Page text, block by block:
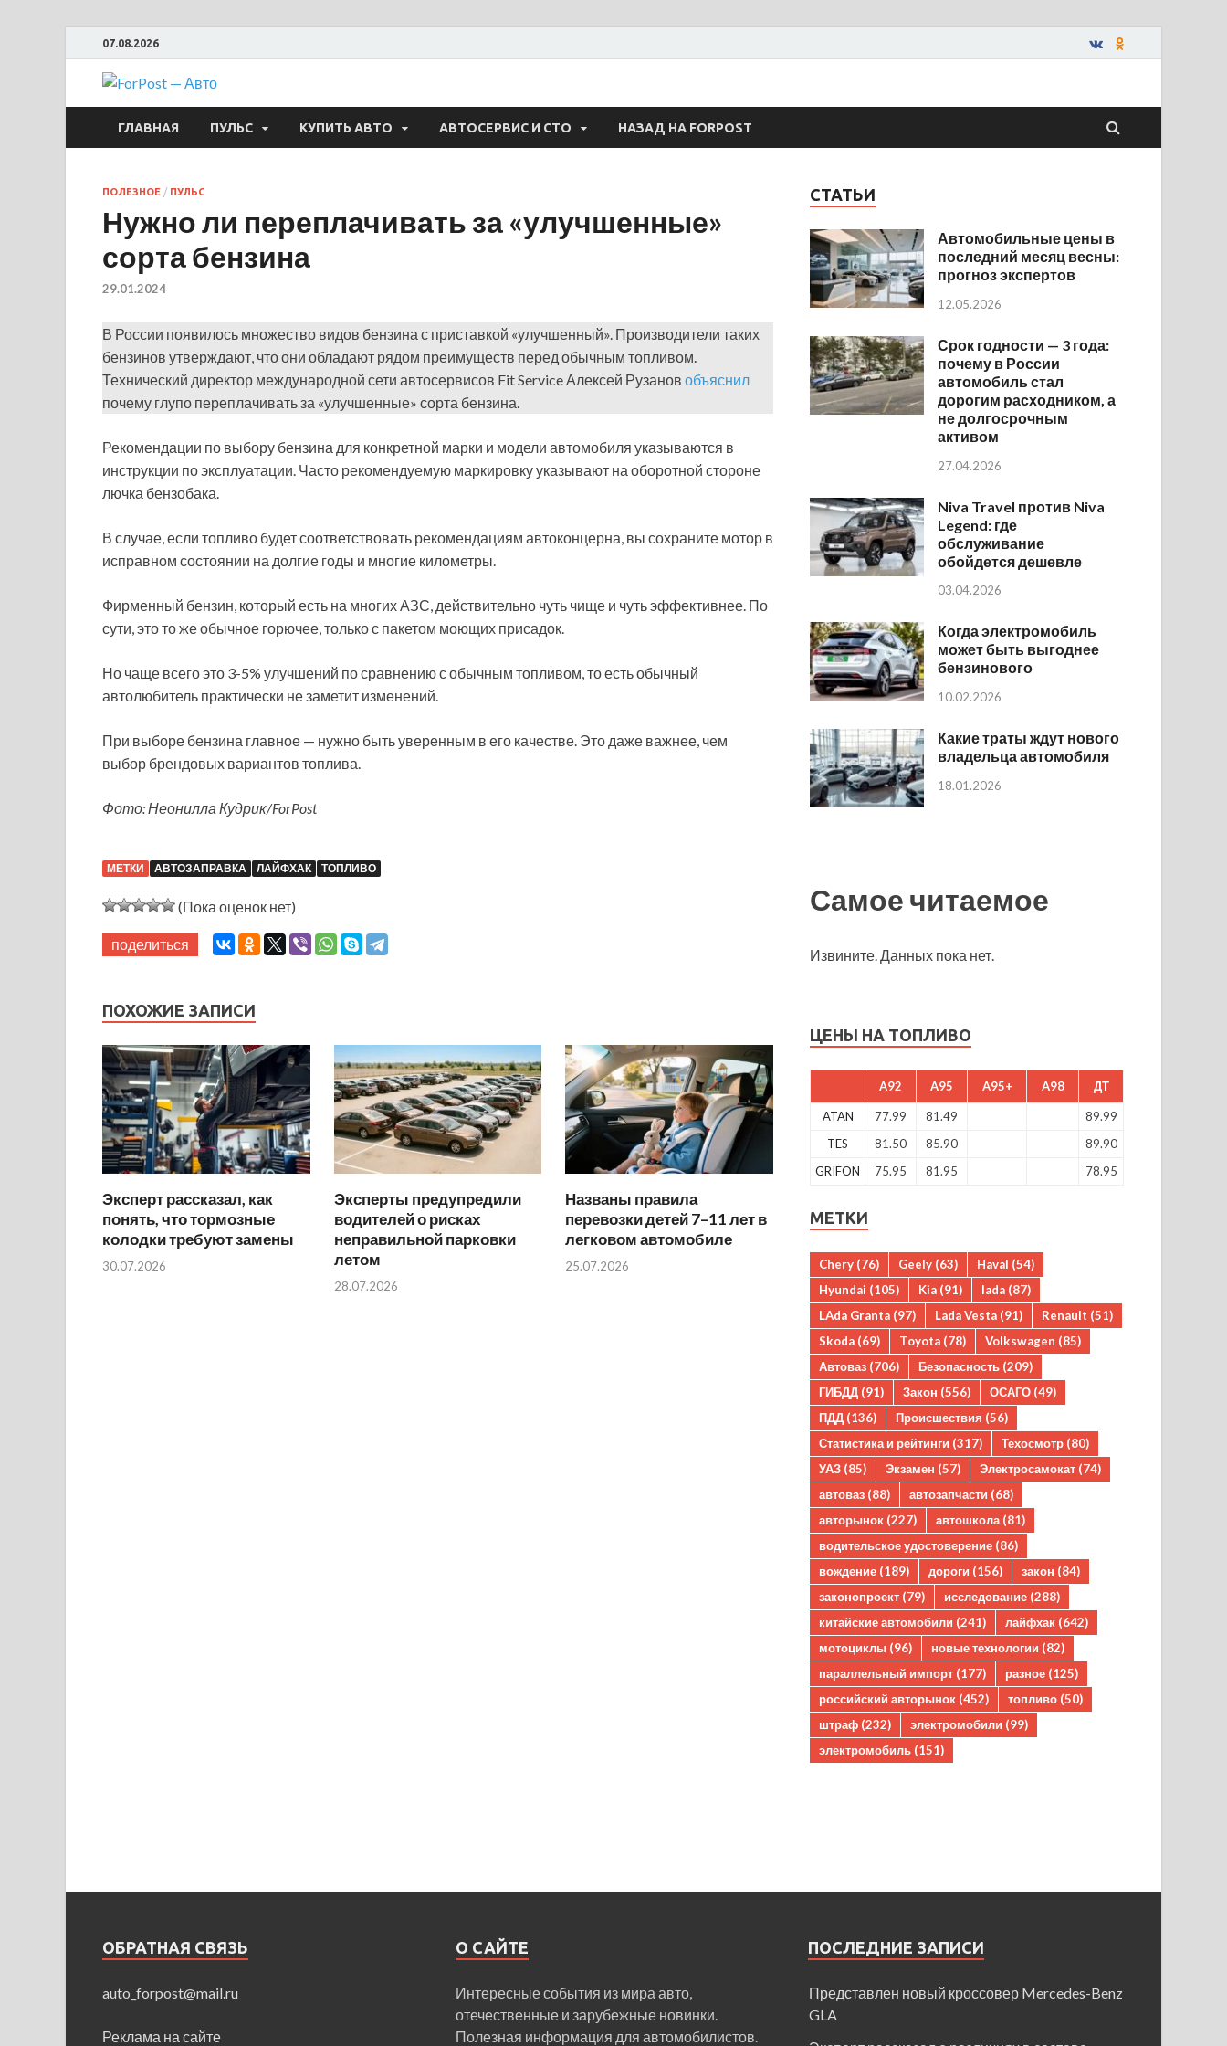
07.08.2026
ForPost — Авто
ГЛАВНАЯ ПУЛЬС КУПИТЬ АВТО АВТОСЕРВИС И СТО НАЗАД НА FORPOST
ПОЛЕЗНОЕ / ПУЛЬС
Нужно ли переплачивать за «улучшенные»
сорта бензина
29.01.2024
В России появилось множество видов бензина с приставкой «улучшенный». Производители таких
бензинов утверждают, что они обладают рядом преимуществ перед обычным топливом.
Технический директор международной сети автосервисов Fit Service Алексей Рузанов объяснил
почему глупо переплачивать за «улучшенные» сорта бензина.
Рекомендации по выбору бензина для конкретной марки и модели автомобиля указываются в
инструкции по эксплуатации. Часто рекомендуемую маркировку указывают на оборотной стороне
лючка бензобака.
В случае, если топливо будет соответствовать рекомендациям автоконцерна, вы сохраните мотор в
исправном состоянии на долгие годы и многие километры.
Фирменный бензин, который есть на многих АЗС, действительно чуть чище и чуть эффективнее. По
сути, это то же обычное горючее, только с пакетом моющих присадок.
Но чаще всего это 3-5% улучшений по сравнению с обычным топливом, то есть обычный
автолюбитель практически не заметит изменений.
При выборе бензина главное — нужно быть уверенным в его качестве. Это даже важнее, чем
выбор брендовых вариантов топлива.
Фото: Неонилла Кудрик/ForPost
МЕТКИ АВТОЗАПРАВКА ЛАЙФХАК ТОПЛИВО
(Пока оценок нет)
поделиться
ПОХОЖИЕ ЗАПИСИ
Эксперт рассказал, как
понять, что тормозные
колодки требуют замены
30.07.2026
Эксперты предупредили
водителей о рисках
неправильной парковки
летом
28.07.2026
Названы правила
перевозки детей 7–11 лет в
легковом автомобиле
25.07.2026
СТАТЬИ
Автомобильные цены в
последний месяц весны:
прогноз экспертов
12.05.2026
Срок годности — 3 года:
почему в России
автомобиль стал
дорогим расходником, а
не долгосрочным
активом
27.04.2026
Niva Travel против Niva
Legend: где
обслуживание
обойдется дешевле
03.04.2026
Когда электромобиль
может быть выгоднее
бензинового
10.02.2026
Какие траты ждут нового
владельца автомобиля
18.01.2026
Самое читаемое
Извините. Данных пока нет.
ЦЕНЫ НА ТОПЛИВО
A92 A95 A95+ A98 ДТ
ATAN 77.99 81.49
89.99
TES
81.50 85.90
89.90
GRIFON
75.95 81.95 78.95
МЕТКИ
Chery (76) Geely (63) Haval (54)
Hyundai (105) Kia (91) lada (87)
LAda Granta (97) Lada Vesta (91) Renault (51)
Skoda (69) Toyota (78) Volkswagen (85)
Автоваз (706) Безопасность (209)
ГИБДД (91) Закон (556) ОСАГО (49)
ПДД (136) Происшествия (56)
Статистика и рейтинги (317) Техосмотр (80)
УАЗ (85) Экзамен (57) Электросамокат (74)
автоваз (88) автозапчасти (68)
авторынок (227) автошкола (81)
водительское удостоверение (86)
вождение (189) дороги (156) закон (84)
законопроект (79) исследование (288)
китайские автомобили (241) лайфхак (642)
мотоциклы (96) новые технологии (82)
параллельный импорт (177) разное (125)
российский авторынок (452) топливо (50)
штраф (232) электромобили (99)
электромобиль (151)
ОБРАТНАЯ СВЯЗЬ
auto_forpost@mail.ru
Реклама на сайте
О САЙТЕ
Интересные события из мира авто,
отечественные и зарубежные новинки.
Полезная информация для автомобилистов.
ПОСЛЕДНИЕ ЗАПИСИ
Представлен новый кроссовер Mercedes-Benz
GLA